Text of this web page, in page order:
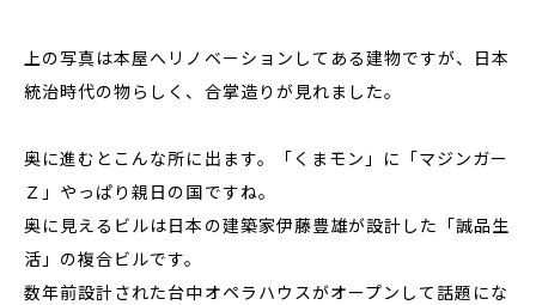
上の写真は本屋へリノベーションしてある建物ですが、日本
統治時代の物らしく、合掌造りが見れました。
奥に進むとこんな所に出ます。「くまモン」に「マジンガー
Ｚ」やっぱり親日の国ですね。
奥に見えるビルは日本の建築家伊藤豊雄が設計した「誠品生
活」の複合ビルです。
数年前設計された台中オペラハウスがオープンして話題にな